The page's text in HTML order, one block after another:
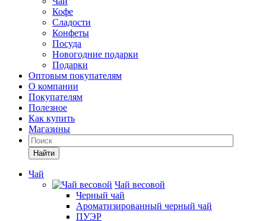
Кофе
Сладости
Конфеты
Посуда
Новогодние подарки
Подарки
Оптовым покупателям
О компании
Покупателям
Полезное
Как купить
Магазины
Найти
Чай
Чай весовой
Черный чай
Ароматизированный черный чай
ПУЭР